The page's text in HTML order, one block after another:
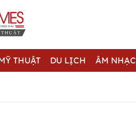
THUẬT DU LỊCH ÂM NHẠC